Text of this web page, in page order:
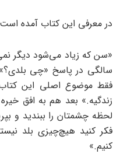
در معرفی این کتاب آمده
«سن که زیاد می‌شود دیگر
فقط موضوع اصلی این
زندگیه.» بعد هم به افق
فکر کنید هیچ‌چیزی بلد
کنیم.»